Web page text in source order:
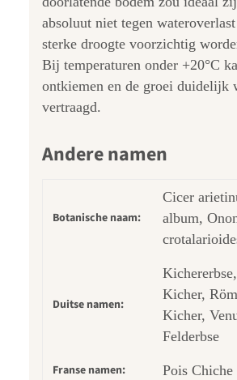
absoluut niet tegen
sterke droogte voorzichtig
Bij temperaturen onder +20°C
ontkiemen en de groei duidelijk
vertraagd.
Andere namen
Botanische naam:
Cicer
album,
Duitse namen:
Kicher,
Kicher,
Felderbse
Franse namen: Pois Chiche